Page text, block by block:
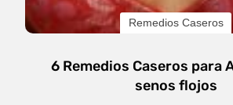
Remedios Caseros
6 Remedios Caseros para
senos flojos